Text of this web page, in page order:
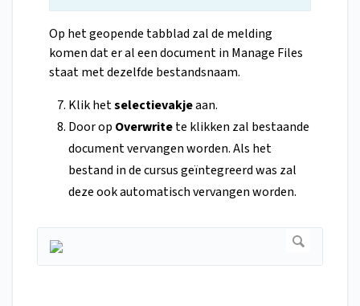
Op het geopende tabblad zal de melding
komen dat er al een document in Manage Files
staat met dezelfde bestandsnaam.
Klik hetselectievakjeaan.
Door op Overwritete klikken zal bestaande
document vervangen worden. Als het
bestand in de cursus geïntegreerd was zal
deze ook automatisch vervangen worden.